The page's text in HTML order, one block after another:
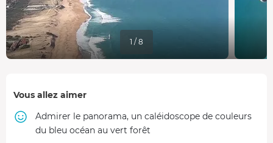
1 / 8
Vous allez aimer
Admirer le panorama, un caléidoscope de couleurs
du bleu océan au vert forêt